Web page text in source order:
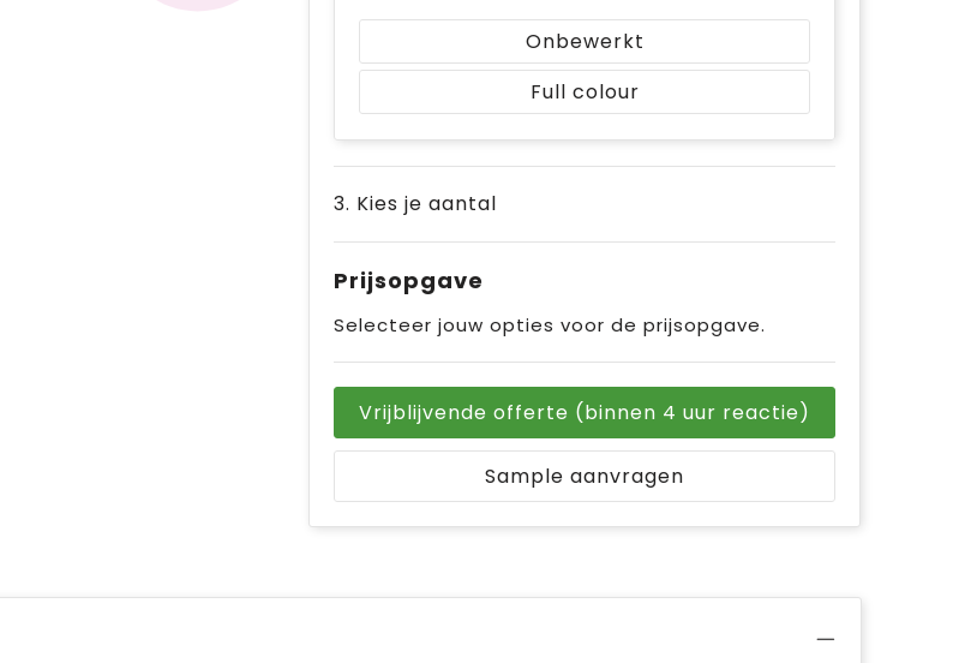
Onbewerkt
Full colour
3. Kies je aantal
Prijsopgave
Selecteer jouw opties voor de prijsopgave.
Vrijblijvende offerte (binnen 4 uur reactie)
Sample aanvragen